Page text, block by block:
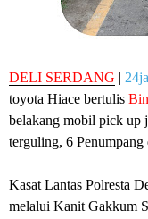
DELI SERDANG |
toyota Hiace bertulis
belakang mobil pick up
terguling, 6
Kasat Lantas Polresta
melalui Kanit Gakkum